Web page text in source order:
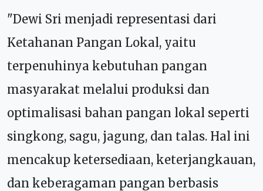
"Dewi Sri menjadi representasi dari
Ketahanan Pangan Lokal, yaitu
terpenuhinya kebutuhan pangan
masyarakat melalui produksi dan
optimalisasi bahan pangan lokal seperti
singkong, sagu, jagung, dan talas. Hal ini
mencakup ketersediaan, keterjangkauan,
dan keberagaman pangan berbasis